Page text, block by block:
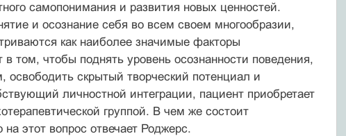
самопонимания и развития новых ценностей.
и осознание себя во всем своем многообразии,
как наиболее значимые факторы
в том, чтобы поднять уровень осознанности поведения,
скрытый творческий потенциал и
личностной интеграции, пациент приобретает
группой. В чем же состоит
этот вопрос отвечает Роджерс.